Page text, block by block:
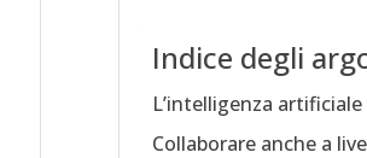
Indice degli
L’intelligenza
Collaborare anche a